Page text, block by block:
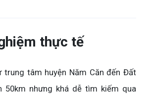
thực tế
tâm huyện Năm Căn đến Đất
50km nhưng khá dễ tìm kiếm qua